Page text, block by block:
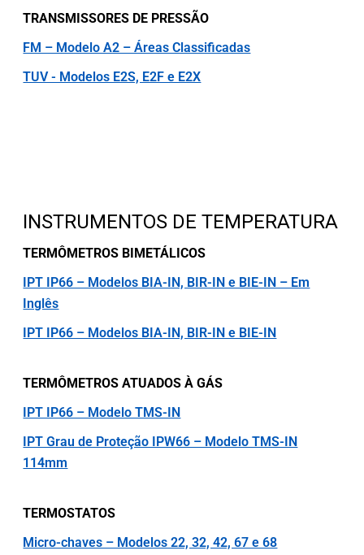
TRANSMISSORES DE PRESSÃO
FM – Modelo A2 – Áreas Classificadas
TUV - Modelos E2S, E2F e E2X
INSTRUMENTOS DE TEMPERATURA
TERMÔMETROS BIMETÁLICOS
IPT IP66 – Modelos BIA-IN, BIR-IN e BIE-IN – Em
Inglês
IPT IP66 – Modelos BIA-IN, BIR-IN e BIE-IN
TERMÔMETROS ATUADOS À GÁS
IPT IP66 – Modelo TMS-IN
IPT Grau de Proteção IPW66 – Modelo TMS-IN
114mm
TERMOSTATOS
Micro-chaves – Modelos 22, 32, 42, 67 e 68